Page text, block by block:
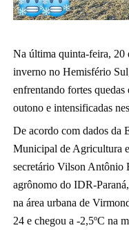
Na última quinta-feira,
inverno no Hemisfério
enfrentando fortes quedas
outono e intensificadas
De acordo com dados da
Municipal de Agricultura
secretário Vilson Antônio
agrônomo do IDR-
na área urbana de
24 e chegou a -2,5ºC na